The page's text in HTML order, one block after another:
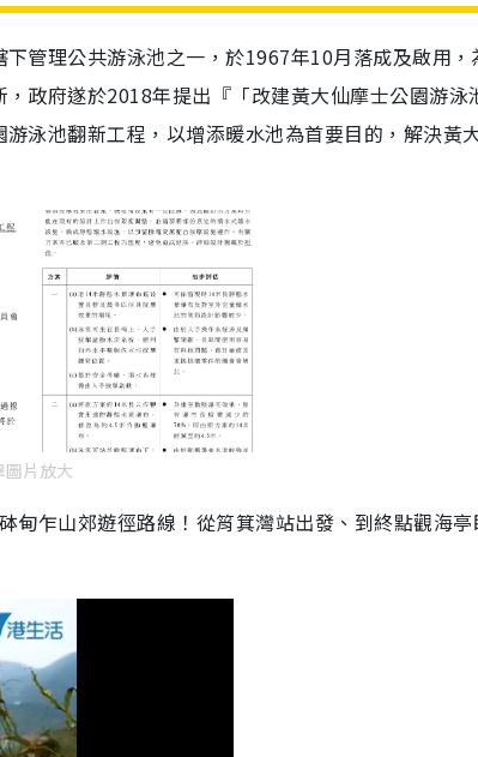
管理公共游泳池之一，於1967年10月落成及啟用，
政府遂於2018年提出『「改建黃大仙摩士公園游泳
泳池翻新工程，以增添暖水池為首要目的，解決黃
圖片放大
乍山郊遊徑路線！從筲箕灣站出發、到終點觀海亭